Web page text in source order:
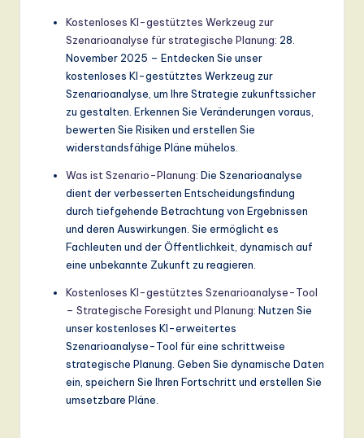
Kostenloses KI-gestütztes Werkzeug zur
Szenarioanalyse für strategische Planung: 28.
November 2025 – Entdecken Sie unser
kostenloses KI-gestütztes Werkzeug zur
Szenarioanalyse, um Ihre Strategie zukunftssicher
zu gestalten. Erkennen Sie Veränderungen voraus,
bewerten Sie Risiken und erstellen Sie
widerstandsfähige Pläne mühelos.
Was ist Szenario-Planung: Die Szenarioanalyse
dient der verbesserten Entscheidungsfindung
durch tiefgehende Betrachtung von Ergebnissen
und deren Auswirkungen. Sie ermöglicht es
Fachleuten und der Öffentlichkeit, dynamisch auf
eine unbekannte Zukunft zu reagieren.
Kostenloses KI-gestütztes Szenarioanalyse-Tool
– Strategische Foresight und Planung: Nutzen Sie
unser kostenloses KI-erweitertes
Szenarioanalyse-Tool für eine schrittweise
strategische Planung. Geben Sie dynamische Daten
ein, speichern Sie Ihren Fortschritt und erstellen Sie
umsetzbare Pläne.